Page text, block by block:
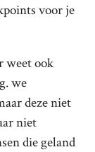
voor je
weet ook
we
deze niet
niet
die geland